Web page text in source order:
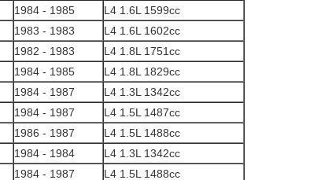
1984 - 1985
L4 1.6L 1599cc
1983 - 1983
L4 1.6L 1602cc
1982 - 1983
L4 1.8L 1751cc
1984 - 1985
L4 1.8L 1829cc
1984 - 1987
L4 1.3L 1342cc
1984 - 1987
L4 1.5L 1487cc
1986 - 1987
L4 1.5L 1488cc
1984 - 1984
L4 1.3L 1342cc
1984 - 1987
L4 1.5L 1488cc